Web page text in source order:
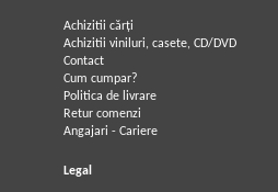
Achizitii cărți
Achizitii viniluri, casete, CD/DVD
Contact
Cum cumpar?
Politica de livrare
Retur comenzi
Angajari - Cariere
Legal